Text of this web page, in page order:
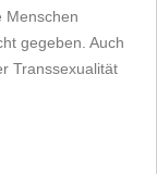
Menschen
gegeben. Auch
Transsexualität